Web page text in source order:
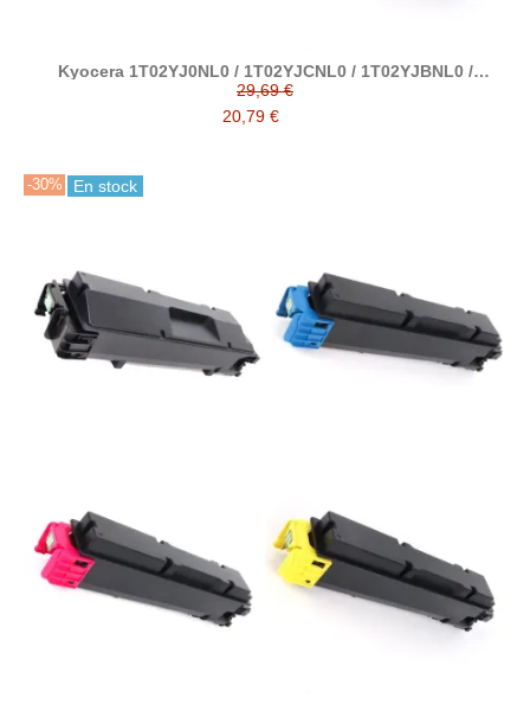
Kyocera 1T02YJ0NL0 / 1T02YJCNL0 / 1T02YJBNL0 /
1T02YJANL0 tóner compatible TK5370
29,69 €
20,79 €
-30% En stock